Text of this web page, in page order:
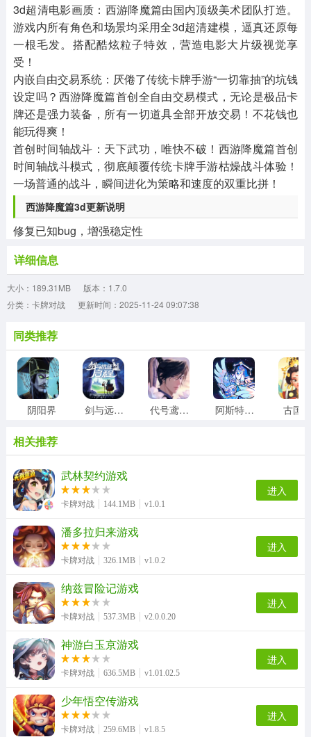
3d超清电影画质：西游降魔篇由国内顶级美术团队打造。
游戏内所有角色和场景均采用全3d超清建模，逼真还原每
一根毛发。搭配酷炫粒子特效，营造电影大片级视觉享
受！
内嵌自由交易系统：厌倦了传统卡牌手游“一切靠抽”的坑钱
设定吗？西游降魔篇首创全自由交易模式，无论是极品卡
牌还是强力装备，所有一切道具全部开放交易！不花钱也
能玩得爽！
首创时间轴战斗：天下武功，唯快不破！西游降魔篇首创
时间轴战斗模式，彻底颠覆传统卡牌手游枯燥战斗体验！
一场普通的战斗，瞬间进化为策略和速度的双重比拼！
西游降魔篇3d更新说明
修复已知bug，增强稳定性
详细信息
大小：189.31MB
版本：1.7.0
分类：卡牌对战
更新时间：2025-11-24 09:07:38
同类推荐
阴阳界 剑与远征2启程 代号鸢台服 阿斯特赖亚六面神谕 古国
相关推荐
武林契约游戏
卡牌对战 144.1MB v1.0.1
进入
潘多拉归来游戏
卡牌对战 326.1MB v1.0.2
进入
纳兹冒险记游戏
卡牌对战 537.3MB v2.0.0.20
进入
神游白玉京游戏
卡牌对战 636.5MB v1.01.02.5
进入
少年悟空传游戏
卡牌对战 259.6MB v1.8.5
进入